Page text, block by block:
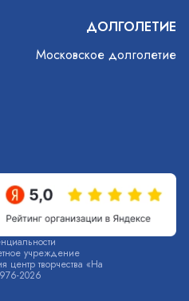
ДОЛГОЛЕТИЕ
Московское долголетие
учреждение
центр творчества «На
2026